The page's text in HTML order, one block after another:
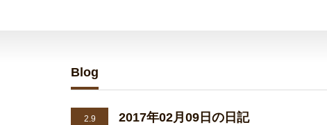
Blog
2.9
2017年02月09日の日記